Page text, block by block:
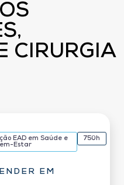
CIRURGIA
EAD em Saúde e
Estar
750h
EM